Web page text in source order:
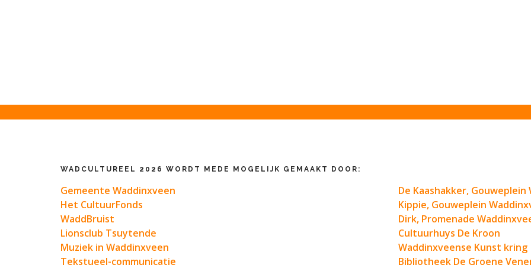
WADCULTUREEL 2026 WORDT MEDE MOGELIJK GEMAAKT DOOR:
Gemeente Waddinxveen
Het CultuurFonds
WaddBruist
Lionsclub Tsuytende
Muziek in Waddinxveen
Tekstueel-communicatie
De Kaashakker, Gouweplein
Kippie, Gouweplein
Dirk, Promenade
Cultuurhuys De Kroon
Waddinxveense Kunst kring
Bibliotheek De Groene